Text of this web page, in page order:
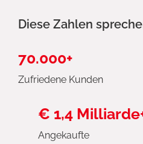
Diese Zahlen
70.000+
Zufriedene Kunden
€ 1,4
Angekaufte